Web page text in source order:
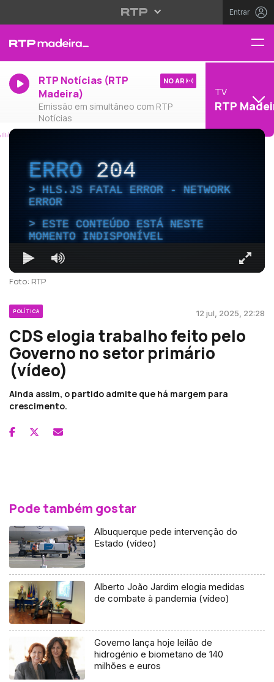
Entrar
RTP Notícias (RTP
Madeira)
Emissão em simultâneo com RTP
Notícias
NO AR
TV
RTP
ERRO204
HLS.JS FATAL ERROR - NETWORK
ERROR
ESTE CONTEÚDO ESTÁ NESTE
MOMENTO INDISPONÍVEL
Foto: RTP
POLÍTICA 12 jul, 2025, 22:28
CDS elogia trabalho feito pelo
Governo no setor primário
(vídeo)
Ainda assim, o partido admite que há margem para
crescimento.
Pode também gostar
Albuquerque pede intervenção do
Estado (vídeo)
Alberto João Jardim elogia medidas
de combate à pandemia (vídeo)
Governo lança hoje leilão de
hidrogénio e biometano de 140
milhões e euros